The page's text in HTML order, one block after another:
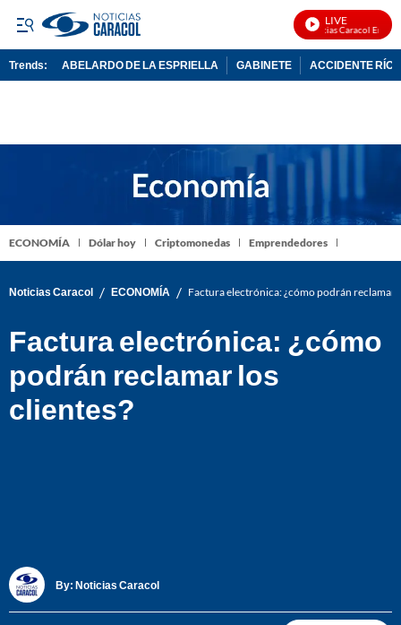
LIVE
Noticias Caracol En Vivo
Trends: ABELARDO DE LA ESPRIELLA GABINETE ACCIDENTE RÍO
ECONOMÍA Dólar hoy Criptomonedas Emprendedores
Noticias Caracol / ECONOMÍA / Factura electrónica: ¿cómo podrán reclamar
Factura electrónica: ¿cómo
podrán reclamar los
clientes?
By: Noticias Caracol